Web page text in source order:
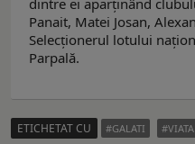
dintre ei aparținând
Panait, Matei Josan,
Selecţionerul lotului
Parpală.
ETICHETAT CU GALATI